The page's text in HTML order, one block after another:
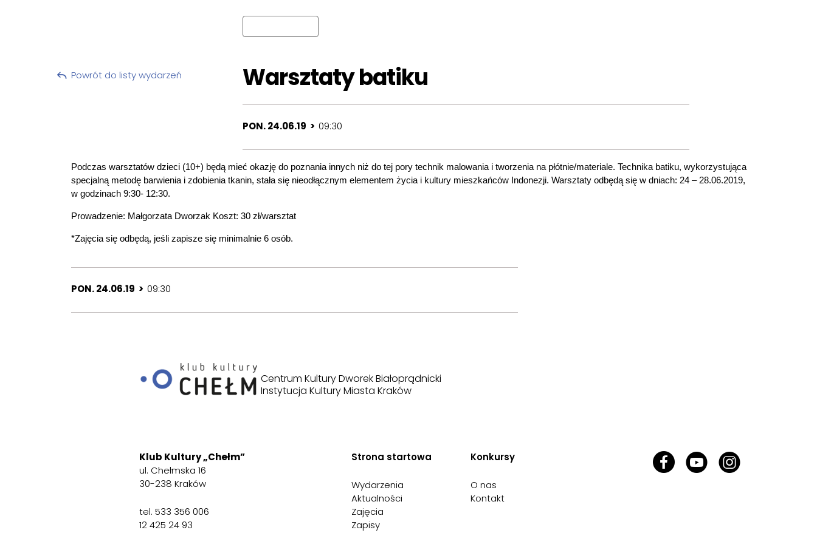
Warsztaty batiku
PON. 24.06.19 > 09:30
Powrót do listy wydarzeń
Podczas warsztatów dzieci (10+) będą mieć okazję do poznania innych niż do tej pory technik malowania i tworzenia na płótnie/materiale. Technika batiku, wykorzystująca
specjalną metodę barwienia i zdobienia tkanin, stała się nieodłącznym elementem życia i kultury mieszkańców Indonezji. Warsztaty odbędą się w dniach: 24 – 28.06.2019,
w godzinach 9:30- 12:30.
Prowadzenie: Małgorzata Dworzak Koszt: 30 zł/warsztat
*Zajęcia się odbędą, jeśli zapisze się minimalnie 6 osób.
PON. 24.06.19 > 09:30
Centrum Kultury Dworek Białoprądnicki
Instytucja Kultury Miasta Kraków
Klub Kultury „Chełm”
ul. Chełmska 16
30-238 Kraków
tel. 533 356 006
12 425 24 93
Strona startowa
Wydarzenia
Aktualności
Zajęcia
Zapisy
Konkursy
O nas
Kontakt